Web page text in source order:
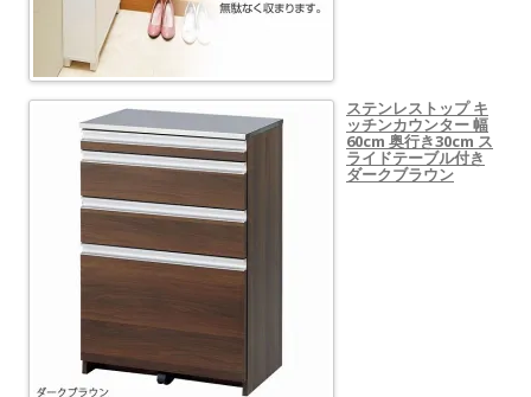
ステンレストップ キ
ッチンカウンター 幅
60cm 奥行き30cm ス
ライドテーブル付き
ダークブラウン